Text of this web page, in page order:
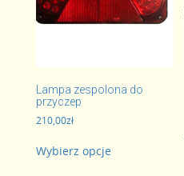
Lampa zespolona do
przyczep
210,00zł
Wybierz opcjeprodukt